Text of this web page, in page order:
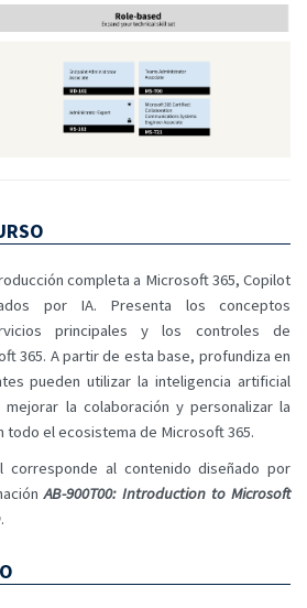
completa a Microsoft 365, Copilot
por IA. Presenta los conceptos
principales y los controles de
365. A partir de esta base, profundiza en
pueden utilizar la inteligencia artificial
la colaboración y personalizar la
todo el ecosistema de Microsoft 365.
corresponde al contenido diseñado por
AB-900T00: Introduction to Microsoft
.